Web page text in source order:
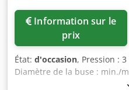
prix
État: d'occasion, Pression :
Diamètre de la buse : min./
Afqock Rapport : 73:1